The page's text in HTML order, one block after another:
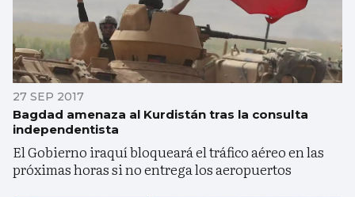
27 SEP 2017
Bagdad amenaza al Kurdistán tras la consulta
independentista
El Gobierno iraquí bloqueará el tráfico aéreo en las
próximas horas si no entrega los aeropuertos